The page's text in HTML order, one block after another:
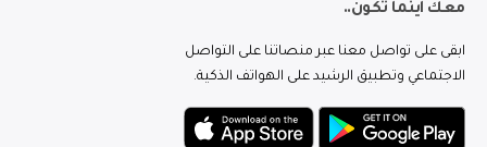
معك اينما تكون..
ابقى على تواصل معنا عبر منصاتنا على التواصل
الاجتماعي وتطبيق الرشيد على الهواتف الذكية.